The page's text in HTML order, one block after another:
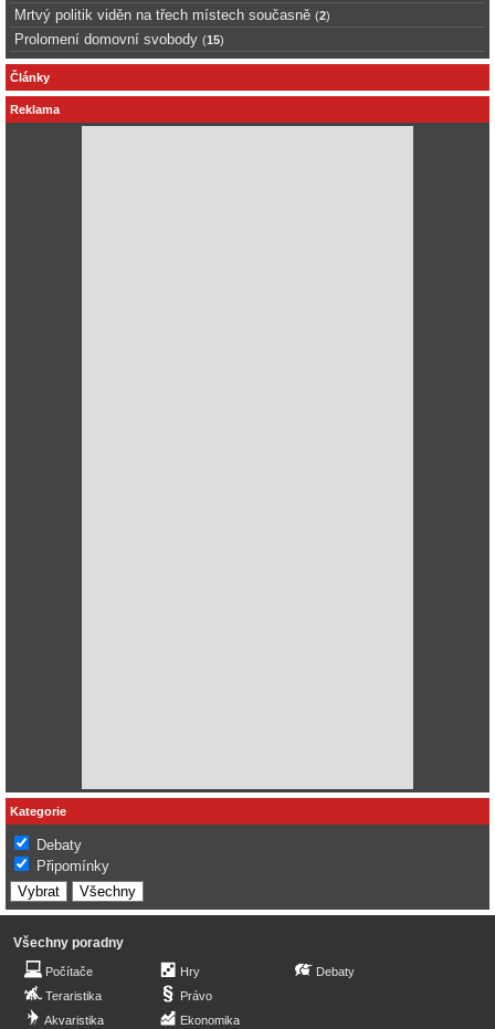
Mrtvý politik viděn na třech místech současně (2)
Prolomení domovní svobody (15)
Články
Reklama
Kategorie
Debaty
Připomínky
Všechny poradny
Počítače
Teraristika
Akvaristika
Hry
Právo
Ekonomika
Debaty